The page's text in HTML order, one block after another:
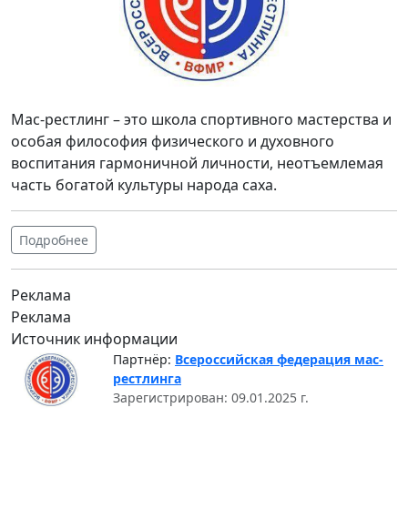
Мас-рестлинг – это школа спортивного мастерства и
особая философия физического и духовного
воспитания гармоничной личности, неотъемлемая
часть богатой культуры народа саха.
Подробнее
Реклама
Реклама
Источник информации
Партнёр: Всероссийская федерация мас-
рестлинга
Зарегистрирован: 09.01.2025 г.